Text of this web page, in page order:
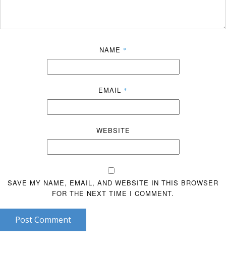
NAME *
EMAIL *
WEBSITE
SAVE MY NAME, EMAIL, AND WEBSITE IN THIS BROWSER
FOR THE NEXT TIME I COMMENT.
Post Comment